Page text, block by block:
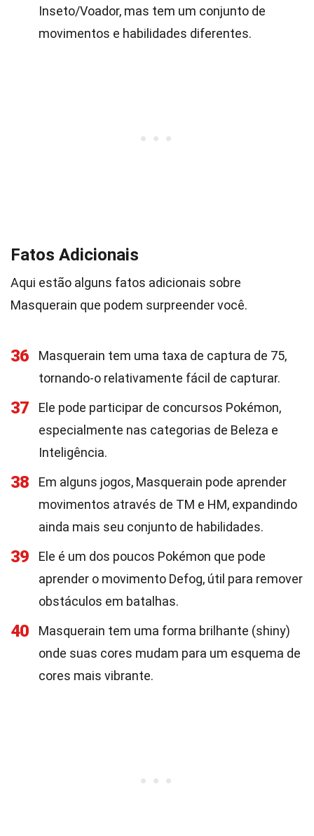
Inseto/Voador, mas tem um conjunto de
movimentos e habilidades diferentes.
Fatos Adicionais
Aqui estão alguns fatos adicionais sobre
Masquerain que podem surpreender você.
36
Masquerain tem uma taxa de captura de 75,
tornando-o relativamente fácil de capturar.
37
Ele pode participar de concursos Pokémon,
especialmente nas categorias de Beleza e
Inteligência.
38
Em alguns jogos, Masquerain pode aprender
movimentos através de TM e HM, expandindo
ainda mais seu conjunto de habilidades.
39
Ele é um dos poucos Pokémon que pode
aprender o movimento Defog, útil para remover
obstáculos em batalhas.
40
Masquerain tem uma forma brilhante (shiny)
onde suas cores mudam para um esquema de
cores mais vibrante.